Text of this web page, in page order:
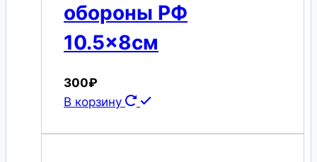
обороны РФ
10.5×8см
300₽
В корзину